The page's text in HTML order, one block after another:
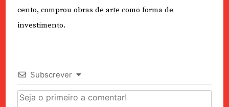
cento, comprou obras de arte como forma de
investimento.
Subscrever